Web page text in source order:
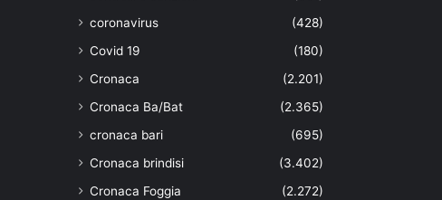
coronavirus
(428)
Covid 19
(180)
Cronaca
(2.201)
Cronaca Ba/Bat
(2.365)
cronaca bari
(695)
Cronaca brindisi
(3.402)
Cronaca Foggia
(2.272)